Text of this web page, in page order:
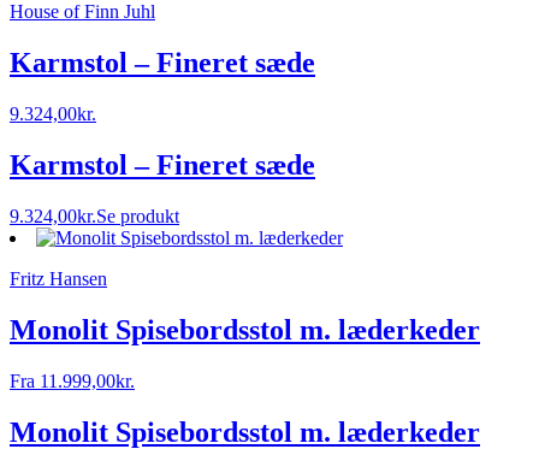
House of Finn Juhl
Karmstol – Fineret sæde
9.324,00kr.
Karmstol – Fineret sæde
9.324,00kr.Se produkt
Fritz Hansen
Monolit Spisebordsstol m. læderkeder
Fra 11.999,00kr.
Monolit Spisebordsstol m. læderkeder